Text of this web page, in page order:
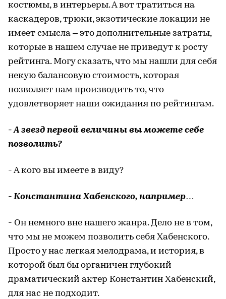
костюмы, в интерьеры. А вот тратиться на
каскадеров, трюки, экзотические локации не
имеет смысла – это дополнительные затраты,
которые в нашем случае не приведут к росту
рейтинга. Могу сказать, что мы нашли для себя
некую балансовую стоимость, которая
позволяет нам производить то, что
удовлетворяет наши ожидания по рейтингам.
- А звезд первой величины вы можете себе
позволить?
- А кого вы имеете в виду?
- Константина Хабенского, например…
- Он немного вне нашего жанра. Дело не в том,
что мы не можем позволить себя Хабенского.
Просто у нас легкая мелодрама, и история, в
которой был бы органичен глубокий
драматический актер Константин Хабенский,
для нас не подходит.